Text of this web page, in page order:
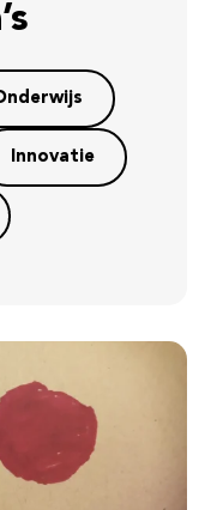
Innovatie